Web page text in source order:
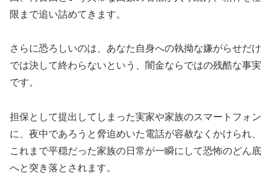
限まで追い詰めてきます。
さらに恐ろしいのは、あなた自身への執拗な嫌がらせだけ
では決して終わらないという、闇金ならではの残酷な事実
です。
担保として提出してしまった実家や家族のスマートフォン
に、夜中であろうと脅迫めいた電話が容赦なくかけられ、
これまで平穏だった家族の日常が一瞬にして恐怖のどん底
へと突き落とされます。